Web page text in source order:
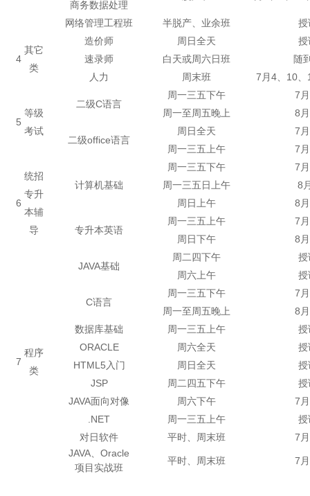
商务数据处理
网络管理工程班 半脱产、业余班 授
4
其它
类
造价师 周日全天
授
速录师
白天或周六日班
随
人力
周末班 7月4、10
5
等级
考试
二级C语言
周一三五下午
7
周一至周五晚上
8
二级office语言
周日全天
7
周一三五上午
7
6
统招
专升
本辅
导
计算机基础
周一三五下午
7
周一三五日上午
8
周日上午
8
专升本英语
周一三五上午
7
周日下午
8
7
程序
类
JAVA基础
周二四下午
授
周六上午
授
C语言
周一三五下午
7
周一至周五晚上
8
数据库基础
周一三五上午
授
ORACLE
周六全天
授
HTML5入门
周日全天
授
JSP
周二四五下午
授
JAVA面向对像
周六下午
7
.NET
周一三五上午
授
对日软件
平时、周末班
7
JAVA、Oracle
项目实战班
平时、周末班 7